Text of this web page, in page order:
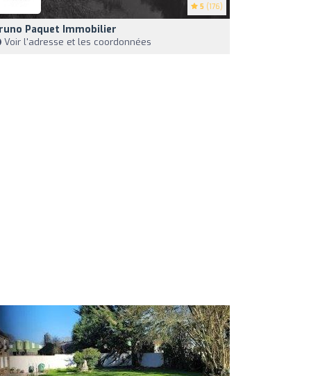
5 (176)
Paquet Immobilier
Voir l'adresse et les coordonnées